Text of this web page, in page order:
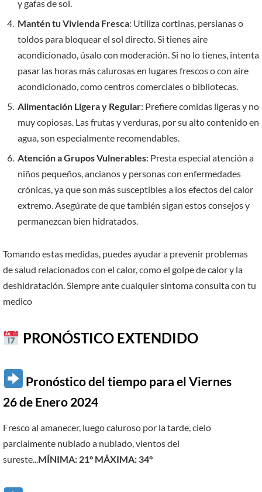
y gafas de sol.
Mantén tu Vivienda Fresca: Utiliza cortinas, persianas o
toldos para bloquear el sol directo. Si tienes aire
acondicionado, úsalo con moderación. Si no lo tienes, intenta
pasar las horas más calurosas en lugares frescos o con aire
acondicionado, como centros comerciales o bibliotecas.
Alimentación Ligera y Regular: Prefiere comidas ligeras y no
muy copiosas. Las frutas y verduras, por su alto contenido en
agua, son especialmente recomendables.
Atención a Grupos Vulnerables: Presta especial atención a
niños pequeños, ancianos y personas con enfermedades
crónicas, ya que son más susceptibles a los efectos del calor
extremo. Asegúrate de que también sigan estos consejos y
permanezcan bien hidratados.
Tomando estas medidas, puedes ayudar a prevenir problemas
de salud relacionados con el calor, como el golpe de calor y la
deshidratación. Siempre ante cualquier sintoma consulta con tu
medico
PRONÓSTICO EXTENDIDO
Pronóstico del tiempo para el Viernes
26 de Enero 2024
Fresco al amanecer, luego caluroso por la tarde, cielo
parcialmente nublado a nublado, vientos del
sureste...MÍNIMA: 21° MÁXIMA: 34°